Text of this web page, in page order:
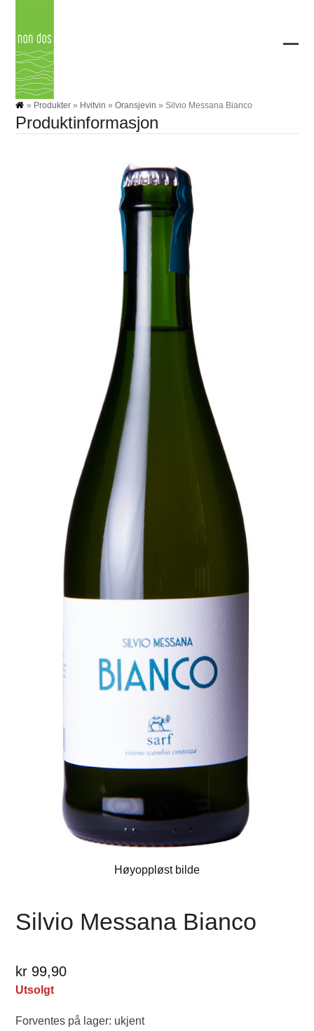
content
» Produkter » Hvitvin »Oransjevin »Silvio Messana Bianco
Produktinformasjon
Høyoppløst bilde
Silvio Messana Bianco
kr 99,90
Utsolgt
Forventes på lager: ukjent